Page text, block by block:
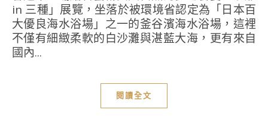
in 三種」展覽，坐落於被環境省認定為「日本百
大優良海水浴場」之一的釜谷濱海水浴場，這裡
不僅有細緻柔軟的白沙灘與湛藍大海，更有來自
國內...
閱讀全文